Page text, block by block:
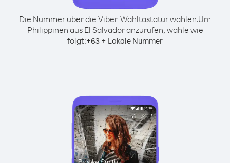
Die Nummer über die Viber-Wähltastatur wählen.Um
Philippinen aus El Salvador anzurufen, wähle wie
folgt:+63 + Lokale Nummer